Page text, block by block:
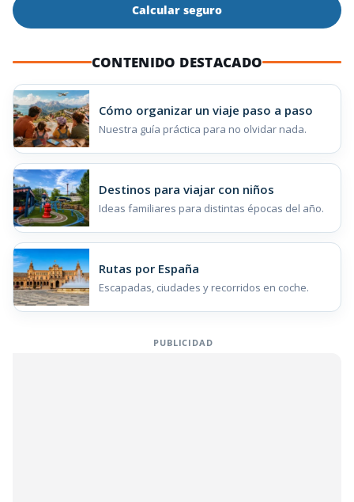
Calcular seguro
CONTENIDO DESTACADO
Cómo organizar un viaje paso a paso
Nuestra guía práctica para no olvidar nada.
Destinos para viajar con niños
Ideas familiares para distintas épocas del año.
Rutas por España
Escapadas, ciudades y recorridos en coche.
PUBLICIDAD